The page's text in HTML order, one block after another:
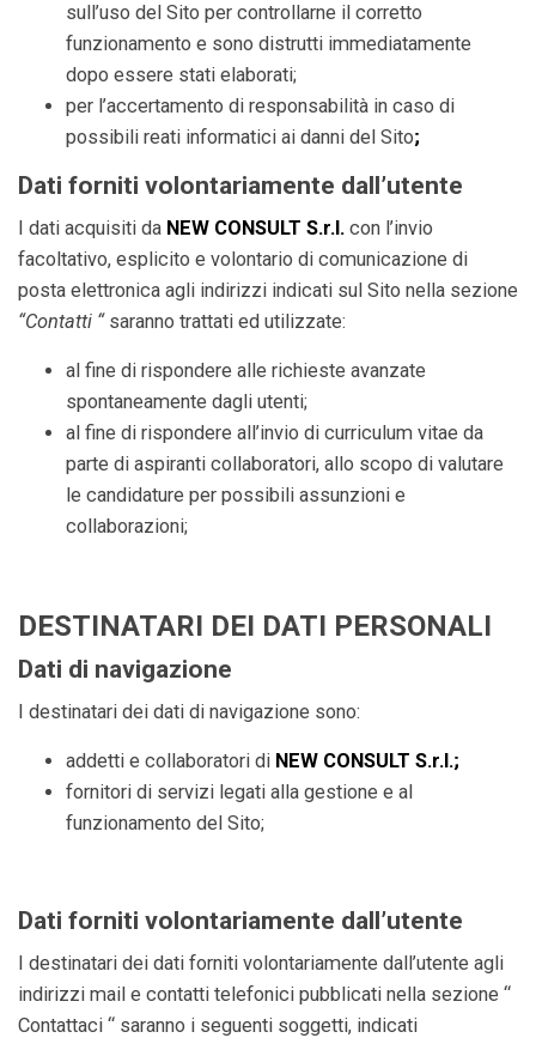
sull’uso del Sito per controllarne il corretto
funzionamento e sono distrutti immediatamente
dopo essere stati elaborati;
per l’accertamento di responsabilità in caso di
possibili reati informatici ai danni del Sito;
Dati forniti volontariamente dall’utente
I dati acquisiti da NEW CONSULT S.r.l. con l’invio
facoltativo, esplicito e volontario di comunicazione di
posta elettronica agli indirizzi indicati sul Sito nella sezione
“Contatti “ saranno trattati ed utilizzate:
al fine di rispondere alle richieste avanzate
spontaneamente dagli utenti;
al fine di rispondere all’invio di curriculum vitae da
parte di aspiranti collaboratori, allo scopo di valutare
le candidature per possibili assunzioni e
collaborazioni;
DESTINATARI DEI DATI PERSONALI
Dati di navigazione
I destinatari dei dati di navigazione sono:
addetti e collaboratori di NEW CONSULT S.r.l.;
fornitori di servizi legati alla gestione e al
funzionamento del Sito;
Dati forniti volontariamente dall’utente
I destinatari dei dati forniti volontariamente dall’utente agli
indirizzi mail e contatti telefonici pubblicati nella sezione “
Contattaci “ saranno i seguenti soggetti, indicati